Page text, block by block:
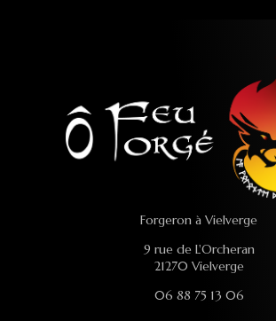
Forgeron à Vielverge
9 rue de L'Orcheran
21270 Vielverge
06 88 75 13 06